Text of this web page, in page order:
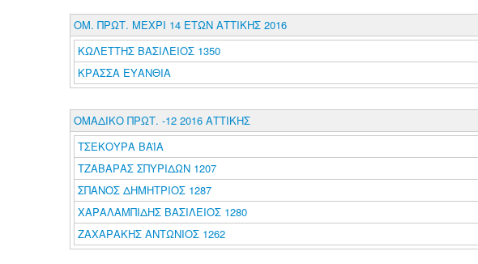
ΟΜ. ΠΡΩΤ. ΜΕΧΡΙ 14 ΕΤΩΝ ΑΤΤΙΚΗΣ 2016
ΚΩΛΕΤΤΗΣ ΒΑΣΙΛΕΙΟΣ 1350
ΚΡΑΣΣΑ ΕΥΑΝΘΙΑ
ΟΜΑΔΙΚΟ ΠΡΩΤ. -12 2016 ΑΤΤΙΚΗΣ
ΤΣΕΚΟΥΡΑ ΒΑΪΑ
ΤΖΑΒΑΡΑΣ ΣΠΥΡΙΔΩΝ 1207
ΣΠΑΝΟΣ ΔΗΜΗΤΡΙΟΣ 1287
ΧΑΡΑΛΑΜΠΙΔΗΣ ΒΑΣΙΛΕΙΟΣ 1280
ΖΑΧΑΡΑΚΗΣ ΑΝΤΩΝΙΟΣ 1262